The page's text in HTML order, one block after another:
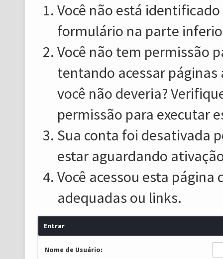
Você não está
formulário na parte
Você não tem permissão
tentando acessar
você não deveria?
permissão para executar
Sua conta foi desativada
estar aguardando
Você acessou esta
adequadas ou links.
Entrar
Nome de Usuário: